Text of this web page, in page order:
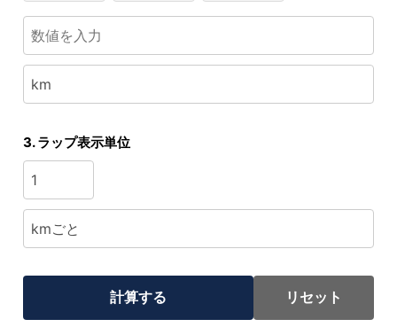
3. ラップ表示単位
計算する リセット